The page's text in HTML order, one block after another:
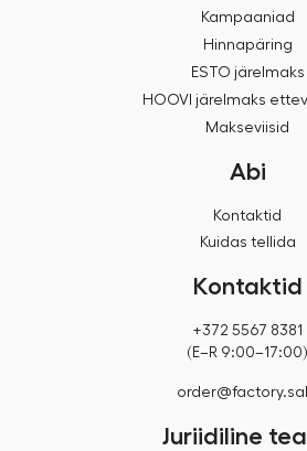
Kampaaniad
Hinnapäring
ESTO järelmaks
HOOVI järelmaks
Makseviisid
Abi
Kontaktid
Kuidas tellida
Kontaktid
+372 5567 8381
(E–R 9:00–17:00)
Juriidiline